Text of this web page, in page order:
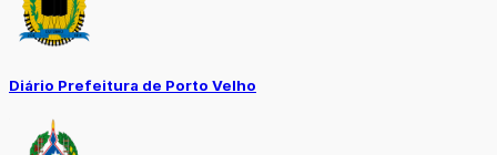
Diário Prefeitura de Porto Velho